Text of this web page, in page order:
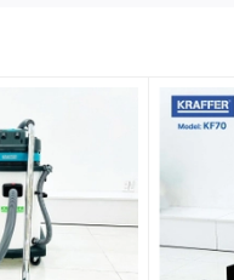
chắn sẽ làm hài lòng